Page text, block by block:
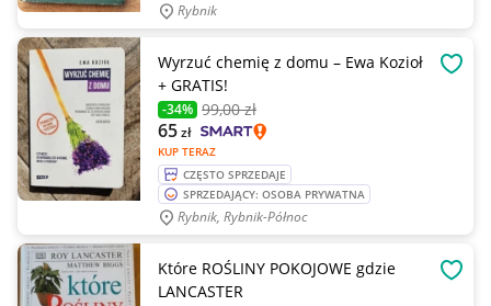
Rybnik
Wyrzuć chemię z domu – Ewa Kozioł
+ GRATIS!
-34% 99,00 zł
KUP TERAZ
65zł
CZĘSTO SPRZEDAJE
SPRZEDAJĄCY: OSOBA PRYWATNA
Rybnik, Rybnik-Północ
Które ROŚLINY POKOJOWE gdzie
LANCASTER